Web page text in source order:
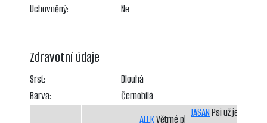
Uchovněný:
Ne
Zdravotní údaje
Srst:
Dlouhá
Barva:
Černobílá
ALEKVětrné pláně
JASANPsi už jedou